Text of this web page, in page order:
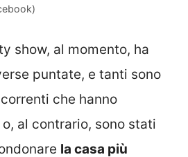
show, al momento, ha
puntate, e tanti sono
che hanno
al contrario, sono stati
la casa più